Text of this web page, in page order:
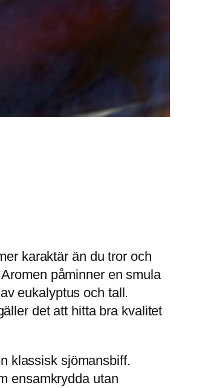
karaktär än du tror och
påminner en smula
eukalyptus och tall.
det att hitta bra kvalitet
klassisk sjömansbiff.
ensamkrydda utan